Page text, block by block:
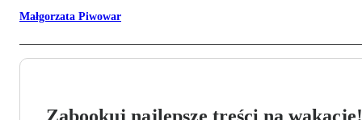
Małgorzata Piwowar